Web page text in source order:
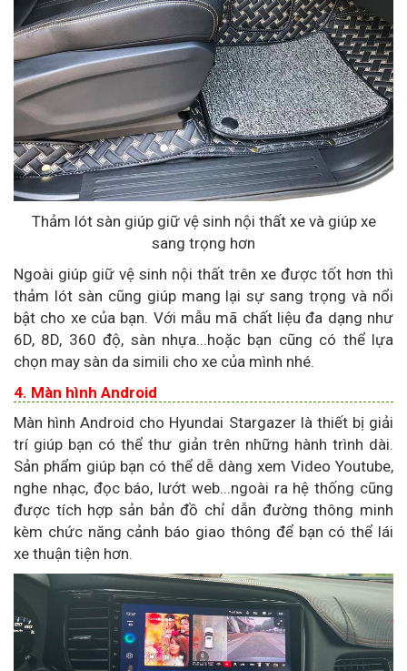
Thảm lót sàn giúp giữ vệ sinh nội thất xe và giúp xe
sang trọng hơn
Ngoài giúp giữ vệ sinh nội thất trên xe được tốt hơn thì
thảm lót sàn cũng giúp mang lại sự sang trọng và nổi
bật cho xe của bạn. Với mẫu mã chất liệu đa dạng như
6D, 8D, 360 độ, sàn nhựa...hoặc bạn cũng có thể lựa
chọn may sàn da simili cho xe của mình nhé.
4. Màn hình Android
Màn hình Android cho Hyundai Stargazer là thiết bị giải
trí giúp bạn có thể thư giản trên những hành trình dài.
Sản phẩm giúp bạn có thể dễ dàng xem Video Youtube,
nghe nhạc, đọc báo, lướt web...ngoài ra hệ thống cũng
được tích hợp sản bản đồ chỉ dẫn đường thông minh
kèm chức năng cảnh báo giao thông để bạn có thể lái
xe thuận tiện hơn.